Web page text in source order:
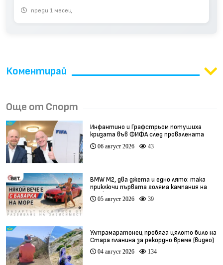
преди 1 месец
Коментирай
Още от Спорт
Инфантино и Графстрьом потушиха
кризата във ФИФА след провалената
сделка
06 август 2026 43
BMW М2, два джета и едно лято: така
приключи първата голяма кампания на
BET.bg
05 август 2026 39
Ултрамаратонец пробяга цялото било на
Стара планина за рекордно време (видео)
04 август 2026 134